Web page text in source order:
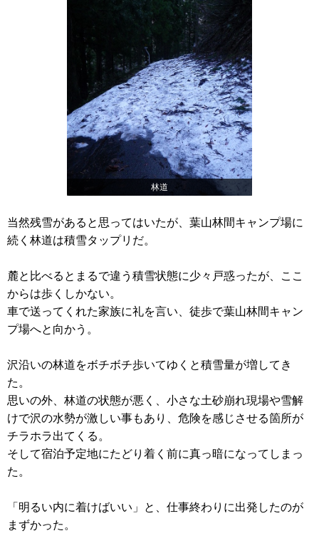
林道
当然残雪があると思ってはいたが、葉山林間キャンプ場に
続く林道は積雪タップリだ。
麓と比べるとまるで違う積雪状態に少々戸惑ったが、ここ
からは歩くしかない。
車で送ってくれた家族に礼を言い、徒歩で葉山林間キャン
プ場へと向かう。
沢沿いの林道をボチボチ歩いてゆくと積雪量が増してき
た。
思いの外、林道の状態が悪く、小さな土砂崩れ現場や雪解
けで沢の水勢が激しい事もあり、危険を感じさせる箇所が
チラホラ出てくる。
そして宿泊予定地にたどり着く前に真っ暗になってしまっ
た。
「明るい内に着けばいい」と、仕事終わりに出発したのが
まずかった。